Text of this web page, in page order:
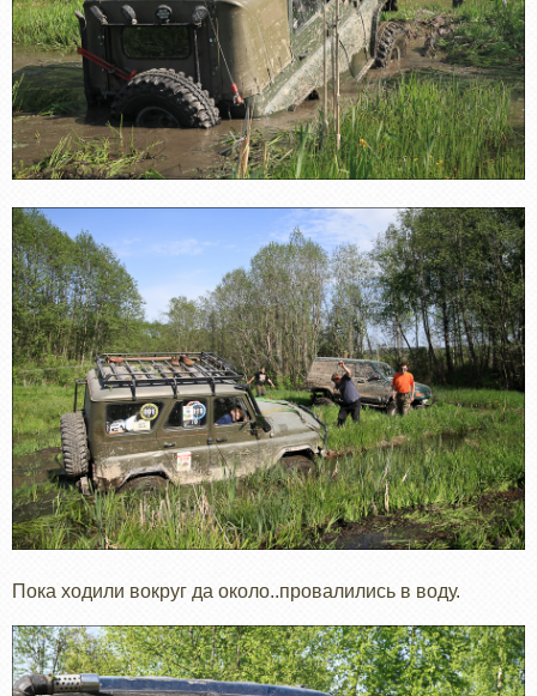
Пока ходили вокруг да около..провалились в воду.